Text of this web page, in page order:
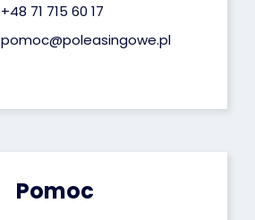
+48 71 715 60 17
pomoc@poleasingowe.pl
Pomoc